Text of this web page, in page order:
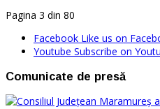
Pagina 3 din 80
Facebook Like us on
Youtube Subscribe on
Comunicate de presă